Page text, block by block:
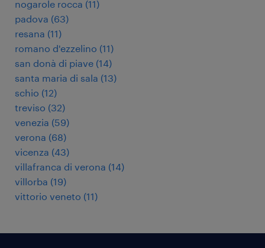
nogarole rocca (11)
padova (63)
resana (11)
romano d'ezzelino (11)
san donà di piave (14)
santa maria di sala (13)
schio (12)
treviso (32)
venezia (59)
verona (68)
vicenza (43)
villafranca di verona (14)
villorba (19)
vittorio veneto (11)